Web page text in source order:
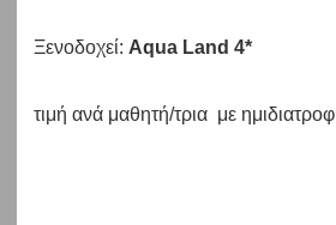
Ξενοδοχεί: Aqua Land 4*
τιμή ανά μαθητή/τρια με